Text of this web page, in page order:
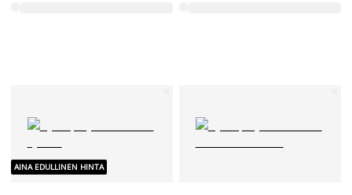
AINA EDULLINEN HINTA